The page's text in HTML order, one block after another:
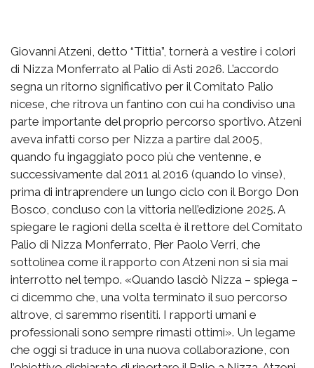
Giovanni Atzeni, detto “Tittia”, tornerà a vestire i colori
di Nizza Monferrato al Palio di Asti 2026. L’accordo
segna un ritorno significativo per il Comitato Palio
nicese, che ritrova un fantino con cui ha condiviso una
parte importante del proprio percorso sportivo. Atzeni
aveva infatti corso per Nizza a partire dal 2005,
quando fu ingaggiato poco più che ventenne, e
successivamente dal 2011 al 2016 (quando lo vinse),
prima di intraprendere un lungo ciclo con il Borgo Don
Bosco, concluso con la vittoria nell’edizione 2025. A
spiegare le ragioni della scelta è il rettore del Comitato
Palio di Nizza Monferrato, Pier Paolo Verri, che
sottolinea come il rapporto con Atzeni non si sia mai
interrotto nel tempo. «Quando lasciò Nizza – spiega –
ci dicemmo che, una volta terminato il suo percorso
altrove, ci saremmo risentiti. I rapporti umani e
professionali sono sempre rimasti ottimi». Un legame
che oggi si traduce in una nuova collaborazione, con